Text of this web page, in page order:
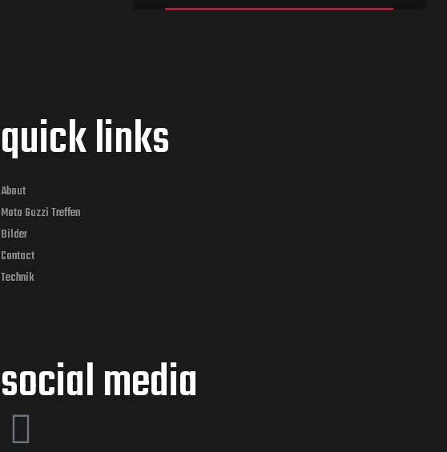
quick links
About
Moto Guzzi Treffen
Bilder
Contact
Technik
social media